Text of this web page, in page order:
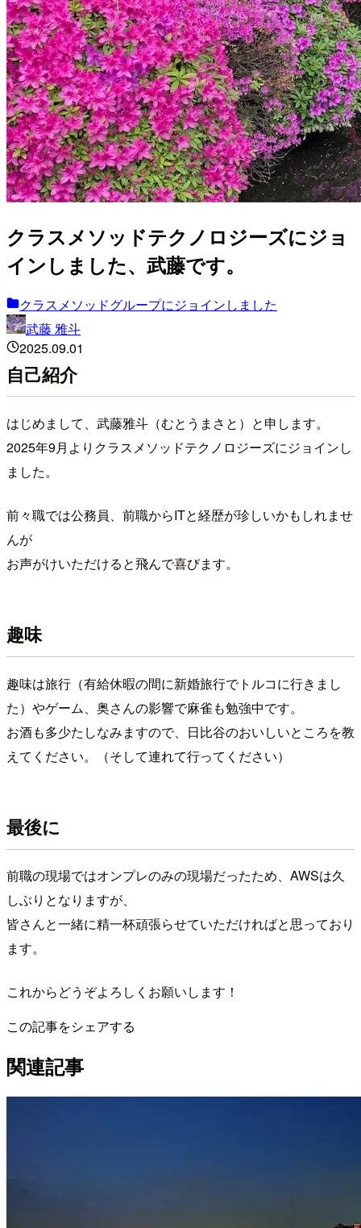
クラスメソッドテクノロジーズにジョ
インしました、武藤です。
クラスメソッドグループにジョインしました
武藤 雅斗
2025.09.01
自己紹介
はじめまして、武藤雅斗（むとうまさと）と申します。
2025年9月よりクラスメソッドテクノロジーズにジョインし
ました。
前々職では公務員、前職からITと経歴が珍しいかもしれませ
んが
お声がけいただけると飛んで喜びます。
趣味
趣味は旅行（有給休暇の間に新婚旅行でトルコに行きまし
た）やゲーム、奥さんの影響で麻雀も勉強中です。
お酒も多少たしなみますので、日比谷のおいしいところを教
えてください。（そして連れて行ってください）
最後に
前職の現場ではオンプレのみの現場だったため、AWSは久
しぶりとなりますが、
皆さんと一緒に精一杯頑張らせていただければと思っており
ます。
これからどうぞよろしくお願いします！
この記事をシェアする
関連記事